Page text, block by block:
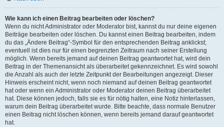
Wie kann ich einen Beitrag bearbeiten oder löschen?
Wenn du nicht Administrator oder Moderator bist, kannst du nur deine eigenen
Beiträge bearbeiten oder löschen. Du kannst einen Beitrag bearbeiten, indem
du das „Ändere Beitrag“-Symbol für den entsprechenden Beitrag anklickst;
eventuell ist dies nur für einen begrenzten Zeitraum nach seiner Erstellung
möglich. Wenn bereits jemand auf deinen Beitrag geantwortet hat, wird dein
Beitrag in der Themenansicht als überarbeitet gekennzeichnet. Es wird sowohl
die Anzahl als auch der letzte Zeitpunkt der Bearbeitungen angezeigt. Dieser
Hinweis erscheint nicht, wenn noch niemand auf deinen Beitrag geantwortet
hat oder wenn ein Administrator oder Moderator deinen Beitrag überarbeitet
hat. Diese können jedoch, falls sie es für nötig halten, eine Notiz hinterlassen,
warum dein Beitrag überarbeitet wurde. Bitte beachte, dass normale Benutzer
einen Beitrag nicht löschen können, wenn bereits jemand darauf geantwortet
hat.